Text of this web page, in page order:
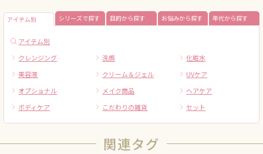
アイテム別 シリーズで探す 目的から探す お悩みから探す 年代から探す
アイテム別
クレンジング
洗顔
化粧水
美容液
クリーム＆ジェル
UVケア
オプショナル
メイク商品
ヘアケア
ボディケア
こだわりの雑貨 セット
関連タグ